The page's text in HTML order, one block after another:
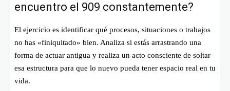
encuentro el 909 constantemente?
El ejercicio es identificar qué procesos, situaciones o trabajos
no has «finiquitado» bien. Analiza si estás arrastrando una
forma de actuar antigua y realiza un acto consciente de soltar
esa estructura para que lo nuevo pueda tener espacio real en tu
vida.